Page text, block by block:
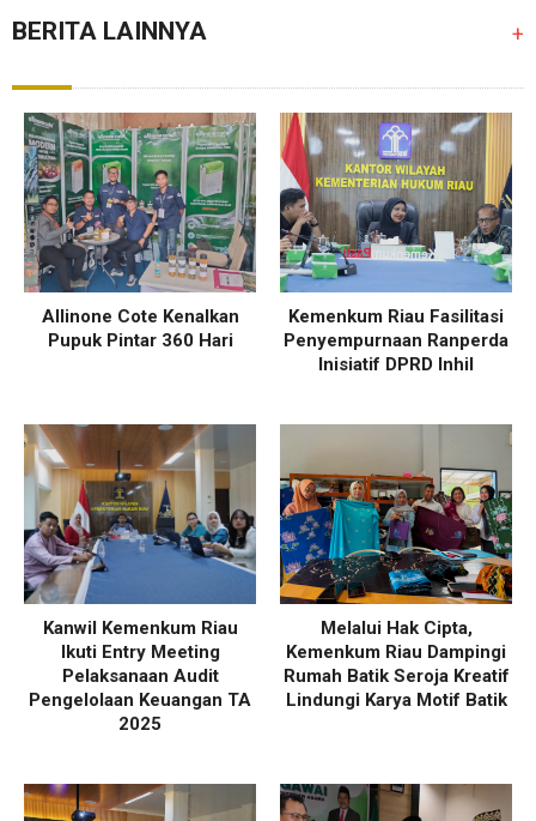
BERITA LAINNYA +
Allinone Cote Kenalkan
Pupuk Pintar 360 Hari
Kemenkum Riau Fasilitasi
Penyempurnaan Ranperda
Inisiatif DPRD Inhil
Kanwil Kemenkum Riau
Ikuti Entry Meeting
Pelaksanaan Audit
Pengelolaan Keuangan TA
2025
Melalui Hak Cipta,
Kemenkum Riau Dampingi
Rumah Batik Seroja Kreatif
Lindungi Karya Motif Batik